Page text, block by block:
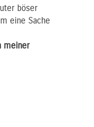
böser
eine Sache
meiner